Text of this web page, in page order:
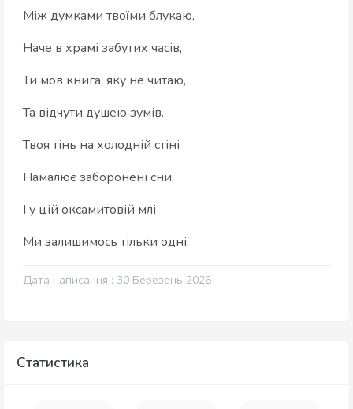
Між думками твоїми блукаю,
Наче в храмі забутих часів,
Ти мов книга, яку не читаю,
Та відчути душею зумів.
Твоя тінь на холодній стіні
Намалює заборонені сни,
І у цій оксамитовій млі
Ми залишимось тільки одні.
Дата написання : 30 Березень 2026
Статистика